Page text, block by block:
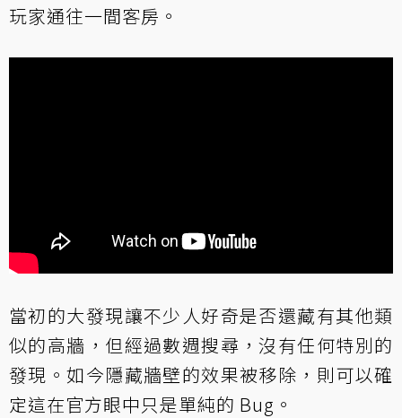
玩家通往一間客房。
當初的大發現讓不少人好奇是否還藏有其他類
似的高牆，但經過數週搜尋，沒有任何特別的
發現。如今隱藏牆壁的效果被移除，則可以確
定這在官方眼中只是單純的 Bug。